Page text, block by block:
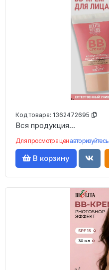
Код товара: 1362472695
Вся продукция...
Для просмотра цен авторизуйтесь
В корзину